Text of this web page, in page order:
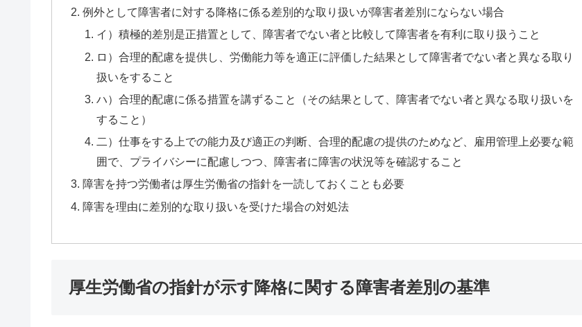
例外として障害者に対する降格に係る差別的な取り扱いが障害者差別にならない場合
イ）積極的差別是正措置として、障害者でない者と比較して障害者を有利に取り扱うこと
ロ）合理的配慮を提供し、労働能力等を適正に評価した結果として障害者でない者と異なる取り
扱いをすること
ハ）合理的配慮に係る措置を講ずること（その結果として、障害者でない者と異なる取り扱いを
すること）
二）仕事をする上での能力及び適正の判断、合理的配慮の提供のためなど、雇用管理上必要な範
囲で、プライバシーに配慮しつつ、障害者に障害の状況等を確認すること
障害を持つ労働者は厚生労働省の指針を一読しておくことも必要
障害を理由に差別的な取り扱いを受けた場合の対処法
厚生労働省の指針が示す降格に関する障害者差別の基準